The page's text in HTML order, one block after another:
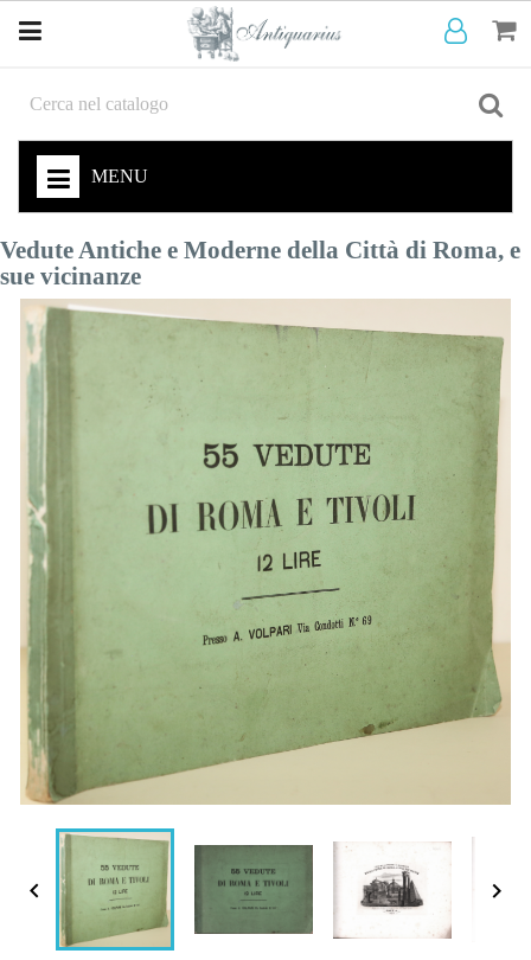
MENU
Vedute Antiche e Moderne della Città di Roma, e
sue vicinanze
 